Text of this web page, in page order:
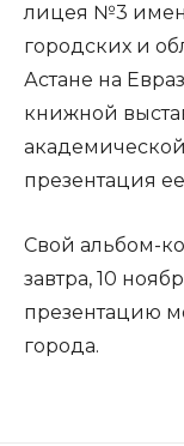
лицея №3
городских и
Астане на
книжной
презентация
Свой альбом-
завтра, 10
презентацию
города.